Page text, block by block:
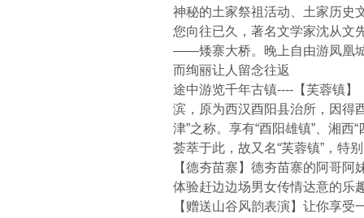
神秘的土家祭祖活动、土家历史
您向往已久，著名文学家沈从文
——矮寨大桥。晚上自由游凤凰
而绚丽让人留念往返
途中游览千年古镇----【芙蓉镇
滨，原为西汉酉阳县治所，因得
津”之称。享有“酉阳雄镇”、湘西
荟萃于此，故又名“芙蓉镇”，特
【德夯苗寨】德夯苗寨的阿哥
体验赶边边场男女传情达意的
【赠送山谷风韵表演】让你享